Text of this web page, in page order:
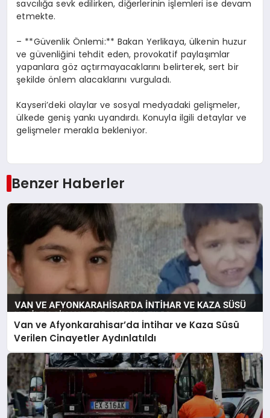
savcılığa sevk edilirken, diğerlerinin işlemleri ise devam
etmekte.
– **Güvenlik Önlemi:** Bakan Yerlikaya, ülkenin huzur
ve güvenliğini tehdit eden, provokatif paylaşımlar
yapanlara göz açtırmayacaklarını belirterek, sert bir
şekilde önlem alacaklarını vurguladı.
Kayseri’deki olaylar ve sosyal medyadaki gelişmeler,
ülkede geniş yankı uyandırdı. Konuyla ilgili detaylar ve
gelişmeler merakla bekleniyor.
Benzer Haberler
Van ve Afyonkarahisar’da İntihar ve Kaza Süsü
Verilen Cinayetler Aydınlatıldı